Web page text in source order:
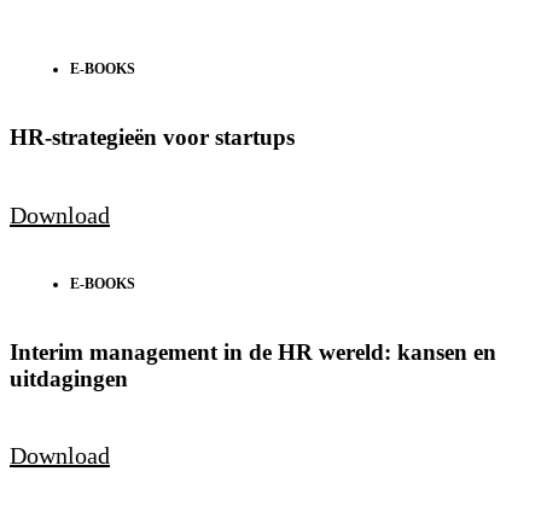
E-BOOKS
HR-strategieën voor startups
Download
E-BOOKS
Interim management in de HR wereld: kansen en
uitdagingen
Download